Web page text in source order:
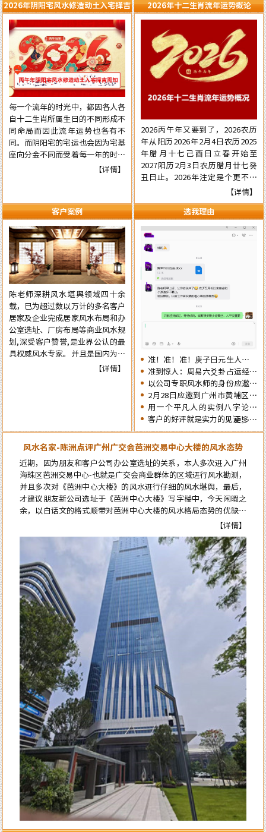
2026年阴阳宅风水修造动土入宅择吉
需知
每一个流年的时光中，都因各人各
自十二生肖所属生日的不同形成不
同命局而因此流年运势也各有不
同。而阴阳宅的宅运也会因为宅基
座向分金不同而受着每一年的时光
气运的不同影响，在阳宅置业建造
在阳宅置业建造和阴宅修造的事项
择吉中做到正确，就需要了解一下
2026年阴阳宅风水修造动土入宅
择吉的具体要点，为心宜的吉屋修
建入宅或阴宅的修造选取到一个能
够趋吉避凶的好日辰而做好规划，
争取更大的成就……
【详情】
2026年十二生肖流年运势概论
2026丙午年又要到了，2026农历
年从阳历2026年2月4日农历2025
年腊月十七己酉日立春开始至
2027阳历2月3日农历腊月廿七癸
丑日止。2026年注定是个更不平
常的流年，本年国际形势会更加动
荡混乱复杂，国内派系斗争逼害严
重，经济更加混乱，行业拢断更加
白热化，民营企业压力已至顶端悬
崖之上。有更多的民营企业被洗牌
面临关闭，两极化更加明显。但不
管怎样，各人有各自的命，十二生
肖生人因命局的不同，运势也各有
不同。为使自己在新的一年里能够
趋吉避凶行好运，有必要先知先
觉，提前了解一下2026年十二生
肖的流年运势情况为未来的一年提
前布局，争取更大的成就……
【详情】
客户案例
陈老师深耕风水堪舆领域四十余
载，已为超过数以万计的多名客户
居家及企业完成居家风水布局和办
公室选址、厂房布局等商业风水规
划,深受客户赞誉,是业界公认的最
具权威风水专家。并且是国内为数
不多的资深四柱周易预测师，在四
【详情】
选我理由
准！准！准！庚子日元生人丙午
流年的运势判断实例
准到惊人：周易六爻卦占运经典
案例分享
以公司专职风水师的身份应邀出
席《星橙网络科技公司》成立5
周年庆典
2月28日应邀到广州市黄埔区为
朋友的亲戚堪舆住房风水
用一个平凡人的实例八字论断
2026马年的流年运势
客户的好评就是实力的见证！
更多…
风水名家-陈洲点评广州广交会芭洲交易中心大楼的风水态势
近期，因为朋友和客户公司办公室选址的关系，本人多次进入广州
海珠区芭洲交易中心-也就是广交会商业群体的区域进行风水勘测，
并且多次对《芭洲中心大楼》的风水进行仔细的风水堪舆，最后，
才建议朋友新公司选址于《芭洲中心大楼》写字楼中，今天闲暇之
余，以白话文的格式顺带对芭洲中心大楼的风水格局态势的优缺点
进行点评。而要想更科学的论断芭洲中心大楼的风水格局态势，就
必须先了解知道芭洲中心大楼及本区位的风水来龙源头…
【详情】
陈大师的风水学术真实用，本人是做美容护理的，去年在广州番禺粤海天
河城开了家美容店连续亏损了7个月，今年找到陈洲大师看了以后店内布
局重新调理一遍，第二个月就扭亏为盈了，现在正在上升期阶段，感谢陈
大师的指导。
来自李女士的评价：
陈洲老师的风水学水平确实高明，本人是做法务工作的，去年刚出来创业
自己成立律所开始有三个月是吃空晌的，后来请陈老师调换了办公室并对
办公室布局做了全面调理指导，不出月就 开始改变至现在业务一个接一
个不停的接单。真心感恩陈老师的指导！
来自王生的评价：
全网找了个遍，还是陈洲老师的学术水平高，难怪陈老师名号响彻整个潮
汕甚至海内外多地！
来自李先生的评价：
不得承认老师的水平高，上个月找老师调理一下住宅风水，这个月的运势
就开始转变得顺利了，生意也兴旺起来了。给一百个赞
来自王小姐的评价：
大师就是大师的水平，看风水不只是遵循古法，而且科学实用，我只信任
陈洲先生！
来自孙先生的评价：
找陈洲老师先生算八字算流年已有13个年头了，每一年的运势都算得很
准，老师算我去年八月会有一次意外破财，真的应时就被诈骗了一笔不小
不大的钱。